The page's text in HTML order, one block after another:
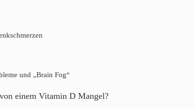
und „Brain Fog“
einem Vitamin D Mangel?